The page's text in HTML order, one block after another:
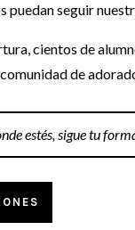
puedan seguir
cientos de
de
estés, sigue tu